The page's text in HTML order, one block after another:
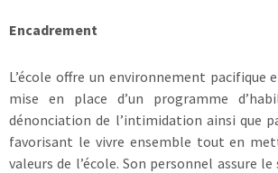
Encadrement
L’école offre un environnement pacifique
mise en place d’un programme
dénonciation de l’intimidation ainsi que
favorisant le vivre ensemble tout en
valeurs de l’école. Son personnel assure